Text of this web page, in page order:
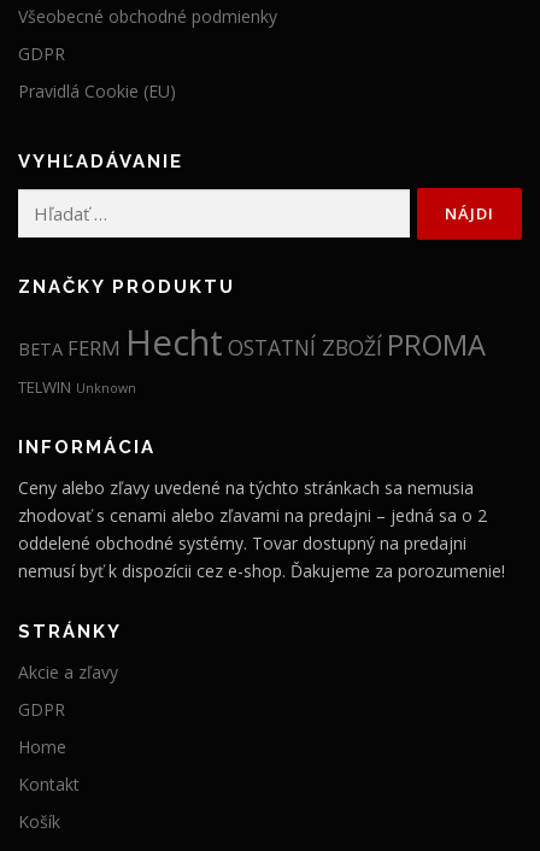
Všeobecné obchodné podmienky
GDPR
Pravidlá Cookie (EU)
VYHĽADÁVANIE
Hľadať:
ZNAČKY PRODUKTU
BETA FERM Hecht OSTATNÍ ZBOŽÍ PROMA
TELWIN Unknown
INFORMÁCIA
Ceny alebo zľavy uvedené na týchto stránkach sa nemusia
zhodovať s cenami alebo zľavami na predajni – jedná sa o 2
oddelené obchodné systémy. Tovar dostupný na predajni
nemusí byť k dispozícii cez e-shop. Ďakujeme za porozumenie!
STRÁNKY
Akcie a zľavy
GDPR
Home
Kontakt
Košík